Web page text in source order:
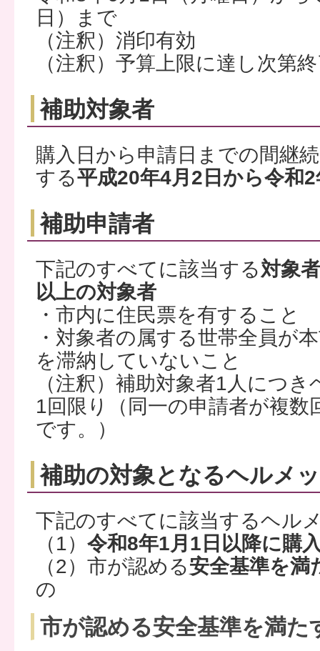
日）まで
（注釈）消印有効
（注釈）予算上限に達し次第
補助対象者
購入日から申請日までの間継
する平成20年4月2日から令和
補助申請者
下記のすべてに該当する対象
以上の対象者
・市内に住民票を有すること
・対象者の属する世帯全員が
を滞納していないこと
（注釈）補助対象者1人につ
1回限り（同一の申請者が複
です。）
補助の対象となるヘルメ
下記のすべてに該当するヘル
（1） 令和8年1月1日以降に購
（2）市が認める安全基準を満
の
市が認める安全基準を満た